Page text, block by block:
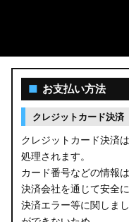
■ お支払い方法
クレジットカード決済
クレジットカード決済
処理されます。
カード番号などの情報
決済会社を通じて安全
決済エラー等に関しま